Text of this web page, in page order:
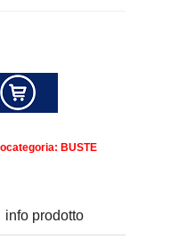
BUSTE
info prodotto